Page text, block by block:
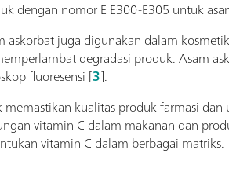
dengan nomor E E300-E305 untuk
askorbat juga digunakan dalam
degradasi produk. Asam
fluoresensi [3].
memastikan kualitas produk farmasi
vitamin C dalam makanan dan
vitamin C dalam berbagai matriks.